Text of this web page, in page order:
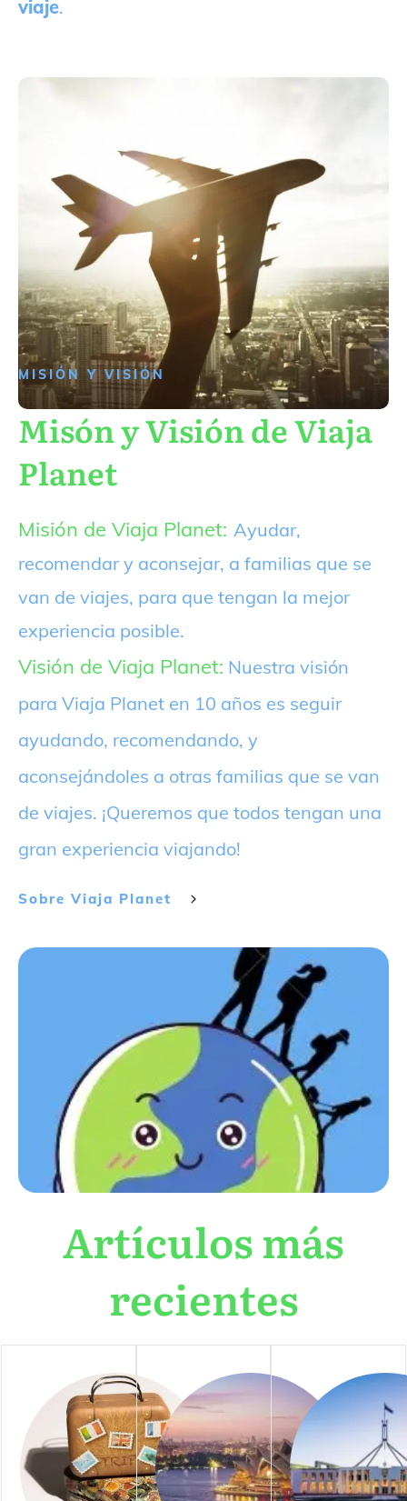
viaje.
MISIÓN Y VISIÓN
Misón y Visión de Viaja
Planet
Misión de Viaja Planet: Ayudar,
recomendar y aconsejar, a familias que se
van de viajes, para que tengan la mejor
experiencia posible.
Visión de Viaja Planet: Nuestra visión
para Viaja Planet en 10 años es seguir
ayudando, recomendando, y
aconsejándoles a otras familias que se van
de viajes. ¡Queremos que todos tengan una
gran experiencia viajando!
Sobre Viaja Planet
Artículos más
recientes